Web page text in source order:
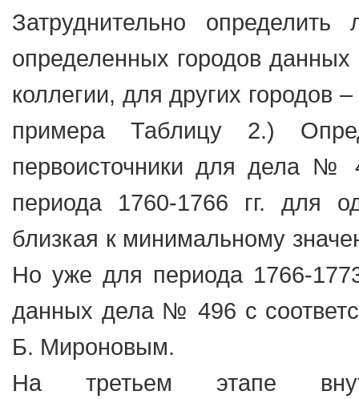
Затруднительно
определенных городов
коллегии, для других
примера Таблицу 2.)
первоисточники для дела №
периода 1760-1766 гг. для
близкая к минимальному
Но уже для периода 1766-
данных дела № 496 с
Б. Мироновым.
На третьем этапе